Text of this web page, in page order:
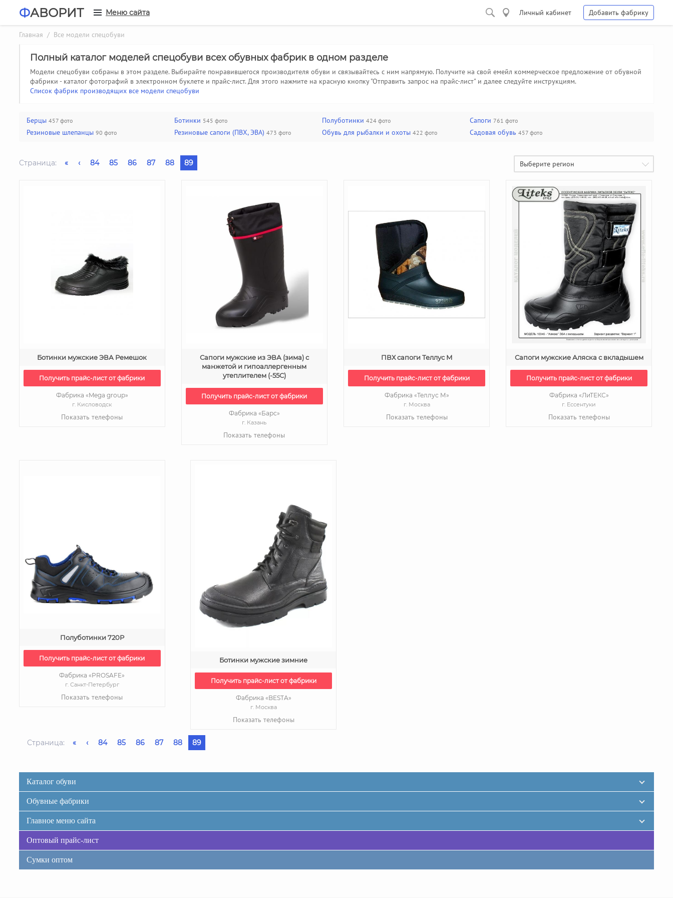
ФАВОРИТ Меню сайта Личный кабинет Добавить фабрику
Главная / Все модели спецобуви
Полный каталог моделей спецобуви всех обувных фабрик в одном разделе
Модели спецобуви собраны в этом разделе. Выбирайте понравившегося производителя обуви и связывайтесь с ним напрямую. Получите на свой емейл коммерческое предложение от обувной
фабрики - каталог фотографий в электронном буклете и прайс-лист. Для этого нажмите на красную кнопку "Отправить запрос на прайс-лист" и далее следуйте инструкциям.
Список фабрик производящих все модели спецобуви
Берцы 457 фото Ботинки 545 фото Полуботинки 424 фото Сапоги 761 фото
Резиновые шлепанцы 90 фото Резиновые сапоги (ПВХ, ЭВА) 473 фото Обувь для рыбалки и охоты 422 фото Садовая обувь 457 фото
Страница: « ‹ 84 85 86 87 88 89 Выберите регион
Ботинки мужские ЭВА Ремешок
Получить прайс-лист от фабрики
Фабрика «Mega group»
г. Кисловодск
Показать телефоны
Сапоги мужские из ЭВА (зима) с
манжетой и гипоаллергенным
утеплителем (-55С)
Получить прайс-лист от фабрики
Фабрика «Барс»
г. Казань
Показать телефоны
ПВХ сапоги Теллус М
Получить прайс-лист от фабрики
Фабрика «Теллус М»
г. Москва
Показать телефоны
Сапоги мужские Аляска с вкладышем
Получить прайс-лист от фабрики
Фабрика «ЛиТЕКС»
г. Ессентуки
Показать телефоны
Полуботинки 720Р
Получить прайс-лист от фабрики
Фабрика «PROSAFE»
г. Санкт-Петербург
Показать телефоны
Ботинки мужские зимние
Получить прайс-лист от фабрики
Фабрика «BESTA»
г. Москва
Показать телефоны
Страница: « ‹ 84 85 86 87 88 89
Каталог обуви
Обувные фабрики
Главное меню сайта
Оптовый прайс-лист
Сумки оптом